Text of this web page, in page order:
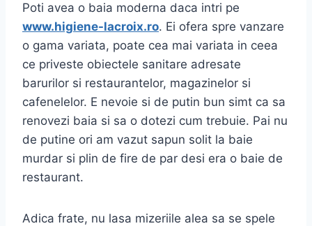
Poti avea o baia moderna daca intri pe
www.higiene-lacroix.ro. Ei ofera spre vanzare
o gama variata, poate cea mai variata in ceea
ce priveste obiectele sanitare adresate
barurilor si restaurantelor, magazinelor si
cafenelelor. E nevoie si de putin bun simt ca sa
renovezi baia si sa o dotezi cum trebuie. Pai nu
de putine ori am vazut sapun solit la baie
murdar si plin de fire de par desi era o baie de
restaurant.
Adica frate, nu lasa mizeriile alea sa se spele